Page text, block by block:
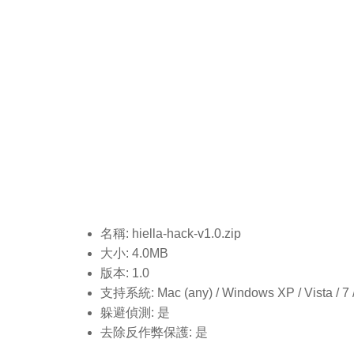
名稱: hiella-hack-v1.0.zip
大小: 4.0MB
版本: 1.0
支持系統: Mac (any) / Windows XP / Vista / 7
躲避偵測: 是
去除反作弊保護: 是